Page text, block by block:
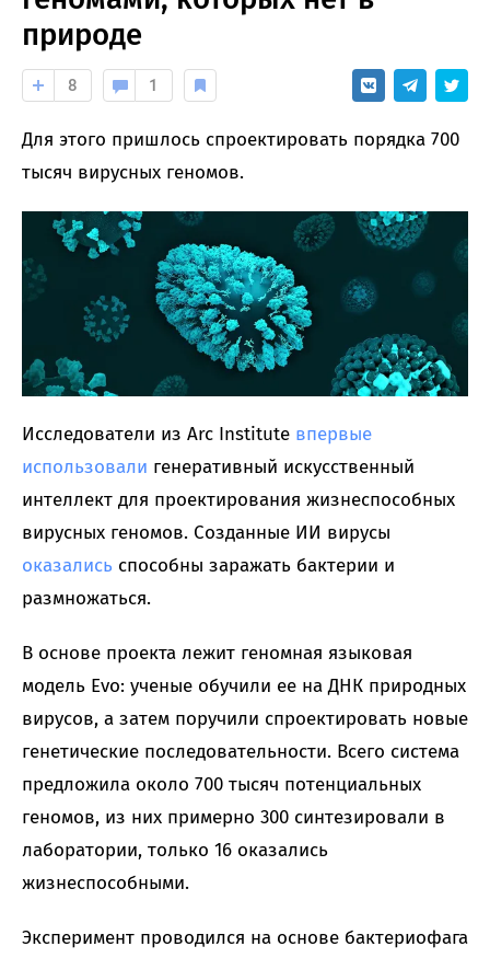
природе
8 1
Для этого пришлось спроектировать порядка 700
тысяч вирусных геномов.
Исследователи из Arc Institute впервые
использовали генеративный искусственный
интеллект для проектирования жизнеспособных
вирусных геномов. Созданные ИИ вирусы
оказались способны заражать бактерии и
размножаться.
В основе проекта лежит геномная языковая
модель Evo: ученые обучили ее на ДНК природных
вирусов, а затем поручили спроектировать новые
генетические последовательности. Всего система
предложила около 700 тысяч потенциальных
геномов, из них примерно 300 синтезировали в
лаборатории, только 16 оказались
жизнеспособными.
Эксперимент проводился на основе бактериофага